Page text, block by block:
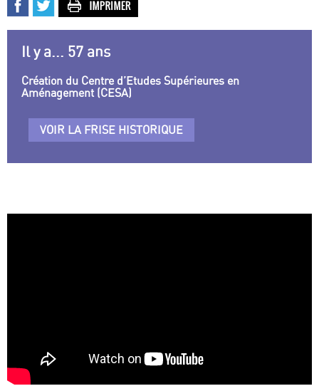
Il y a... 57 ans
Création du Centre d’Etudes Supérieures en
Aménagement (CESA)
VOIR LA FRISE HISTORIQUE